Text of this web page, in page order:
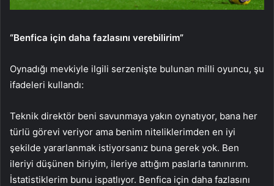
“Benfica için daha fazlasını verebilirim”
Oynadığı mevkiyle ilgili serzenişte bulunan milli oyuncu, şu
ifadeleri kullandı:
Teknik direktör beni savunmaya yakın oynatıyor, bana her
türlü görevi veriyor ama benim niteliklerimden en iyi
şekilde yararlanmak istiyorsanız buna gerek yok. Ben
ileriyi düşünen biriyim, ileriye attığım paslarla tanınırım.
İstatistiklerim bunu ispatlıyor. Benfica için daha fazlasını